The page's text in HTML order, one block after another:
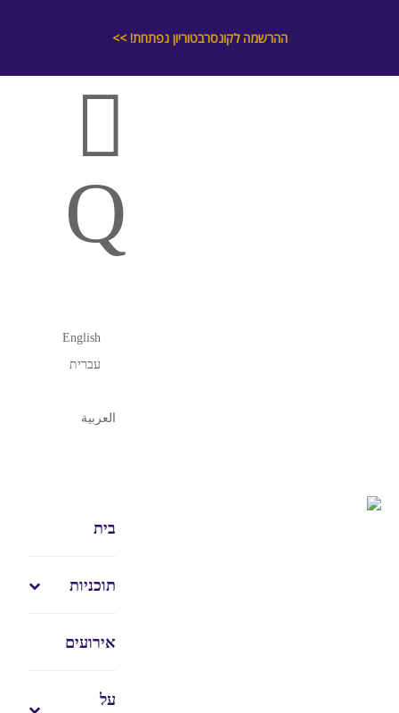
ההרשמה לקונסרבטוריון נפתחת! >>

Q
English
עברית
العربية
בית
תוכניות
אירועים
על